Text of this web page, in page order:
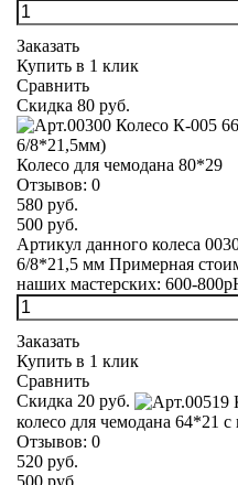
Заказать
Купить в 1 клик
Сравнить
Скидка 80 руб.
Колесо для чемодана 80*29
Отзывов: 0
580 руб.
500 руб.
Артикул данного колеса
6/8*21,5 мм Примерная
наших мастерских: 600-
Заказать
Купить в 1 клик
Сравнить
Скидка 20 руб.
колесо для чемодана 64*21
Отзывов: 0
520 руб.